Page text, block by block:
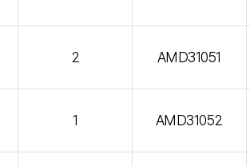
2 AMD31051
1 AMD31052